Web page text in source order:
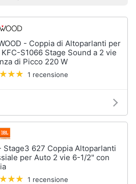
- Coppia di Altoparlanti per
S1066 Stage Sound a 2 vie
di Picco 220 W
1 recensione
Stage3 627 Coppia Altoparlanti
per Auto 2 vie 6-1/2" con
1 recensione